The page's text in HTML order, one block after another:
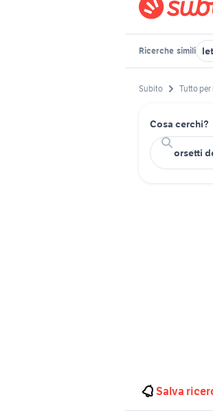
Ricerche simili
Subito Tutto
Cosa cerchi?
Salva